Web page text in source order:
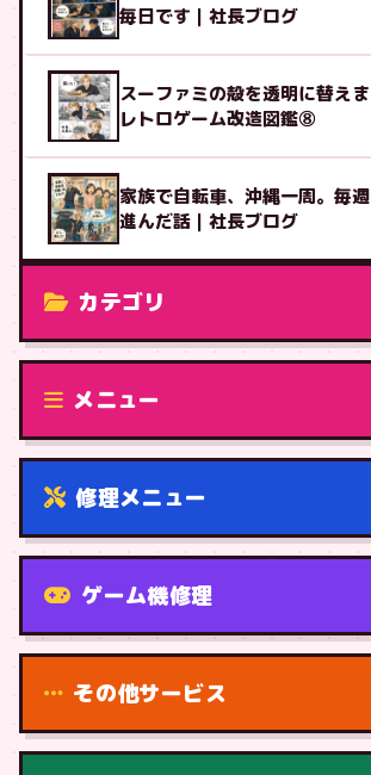
毎日です｜社長ブログ
スーファミの殻を透明に替え
レトロゲーム改造図鑑⑧
家族で自転車、沖縄一周。毎
進んだ話｜社長ブログ
カテゴリ
修理（機種から）
メニュー
修理メニュー
機種から
ゲーム機修理
その他サービス